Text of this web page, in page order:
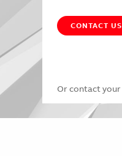
CONTACT US
Or contact your